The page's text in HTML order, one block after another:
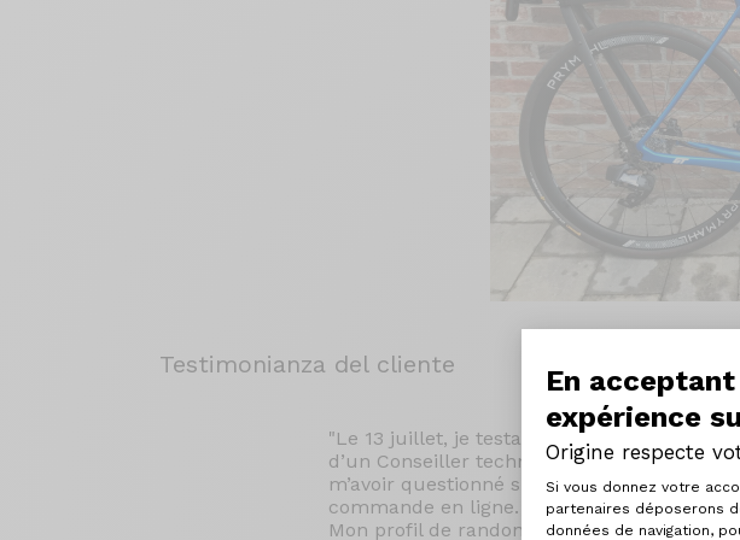
En
expérience
Origine respecte
Plateforme
Si vous donnez votre
partenaires déposerons
données de navigation,
Testimonianza del cliente
"Le 13 juillet, je testais le GRAXX et
d’un Conseiller technique et commercial
m’avoir questionné sur l’usage et la
commande en ligne. Le 21 juillet, j’ai reçu
Mon profil de randonneur m’a conduit vers